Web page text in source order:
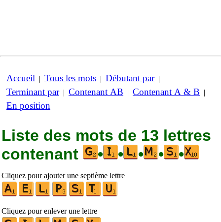
Accueil | Tous les mots | Débutant par|
Terminant par| Contenant AB | Contenant A & B |
En position
Liste des mots de 13 lettres
contenant
• • • • •
Cliquez pour ajouter une septième lettre
Cliquez pour enlever une lettre